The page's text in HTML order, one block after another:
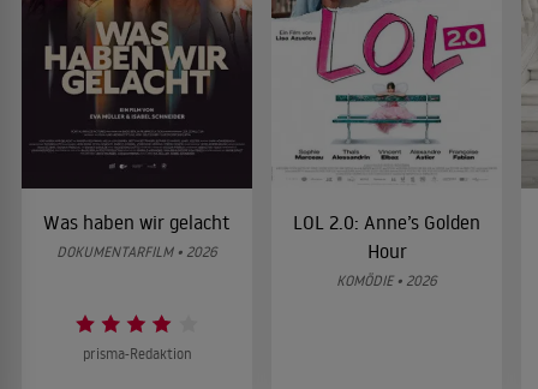
Was haben wir gelacht
DOKUMENTARFILM • 2026
prisma-Redaktion
LOL 2.0: Anne’s Golden
Hour
KOMÖDIE • 2026